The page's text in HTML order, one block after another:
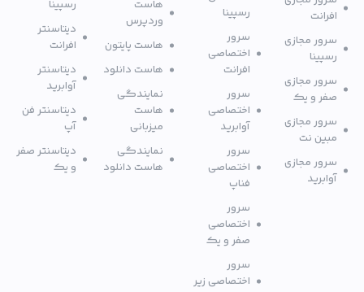
افرانت
سرور مجازی
رسپینا
سرور مجازی
صفر و یک
سرور مجازی
مبین نت
سرور مجازی
آوابرید
رسپینا
سرور
اختصاصی
افرانت
سرور
اختصاصی
آوابرید
سرور
اختصاصی
فناپ
سرور
اختصاصی
صفر و یک
سرور
اختصاصی زیر
هاست
وردپرس
هاست پایتون
هاست دانلود
نمایندگی
هاست
میزبانی
نمایندگی
هاست دانلود
رسپینا
دیتاسنتر
افرانت
دیتاسنتر
آوابرید
دیتاسنتر فن
آپ
دیتاسنتر صفر
و یک